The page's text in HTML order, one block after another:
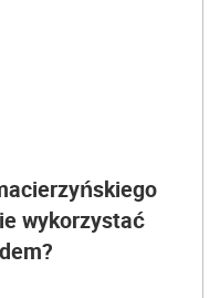
wykorzystać